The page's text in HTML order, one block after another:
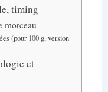
timing
morceau
(pour 100 g, version
et